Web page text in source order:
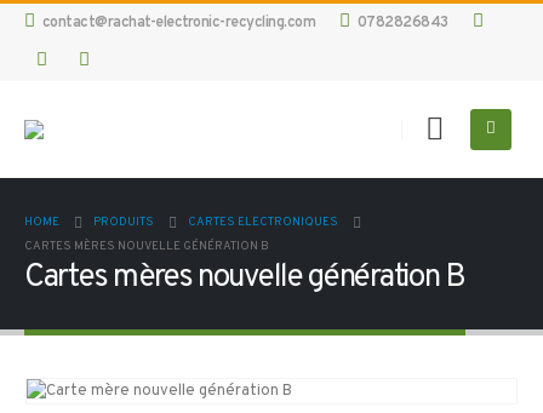
contact@rachat-electronic-recycling.com 0782826843
HOME PRODUITS
CARTES ELECTRONIQUES
CARTES MÈRES NOUVELLE GÉNÉRATION B
Cartes mères nouvelle génération B